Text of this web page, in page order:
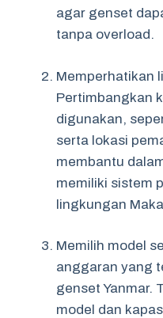
agar genset
tanpa overload.
Memperhatikan
Pertimbangkan
digunakan,
serta lokasi
membantu
memiliki sistem
lingkungan
Memilih model
anggaran yang
genset Yanmar.
model dan